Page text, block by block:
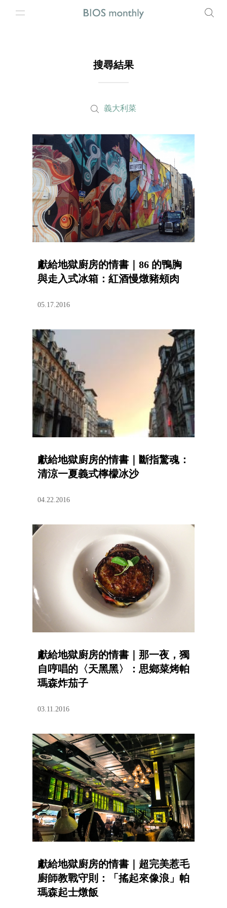
搜尋結果
義大利菜
獻給地獄廚房的情書｜86 的鴨胸
與走入式冰箱：紅酒慢燉豬頰肉
05.17.2016
獻給地獄廚房的情書｜斷指驚魂：
清涼一夏義式檸檬冰沙
04.22.2016
獻給地獄廚房的情書｜那一夜，獨
自哼唱的〈天黑黑〉：思鄉菜烤帕
瑪森炸茄子
03.11.2016
獻給地獄廚房的情書｜超完美惹毛
廚師教戰守則：「搖起來像浪」帕
瑪森起士燉飯